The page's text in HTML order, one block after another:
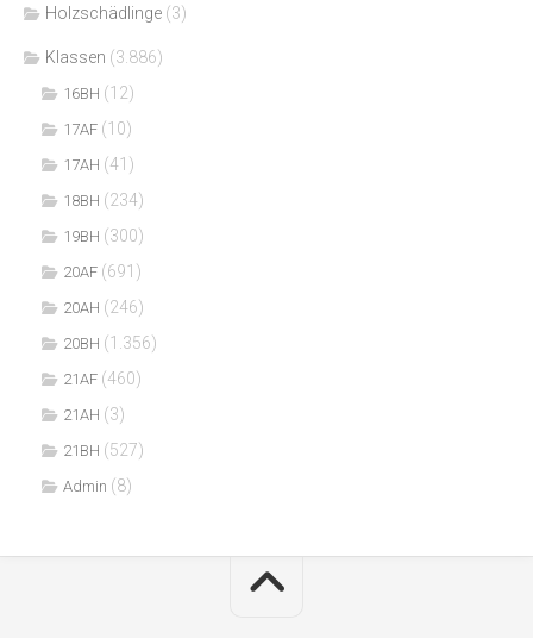
Holzschädlinge (3)
Klassen (3.886)
16BH (12)
17AF (10)
17AH (41)
18BH (234)
19BH (300)
20AF (691)
20AH (246)
20BH (1.356)
21AF (460)
21AH (3)
21BH (527)
Admin (8)